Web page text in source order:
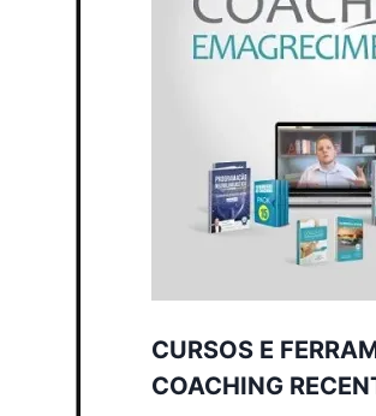
CURSOS E
COACHING